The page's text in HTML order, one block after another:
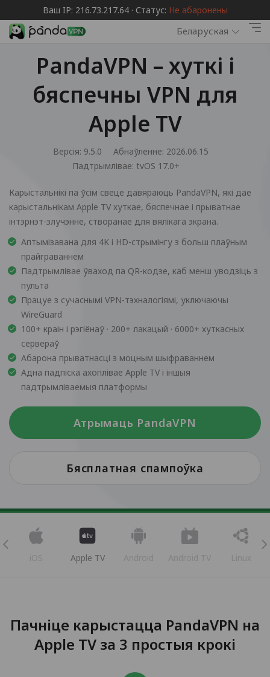
Ваш IP: 216.73.217.64 · Статус: Не абаронены
Беларуская
PandaVPN – хуткі і
бяспечны VPN для
Apple TV
Версія: 9.5.0
Абнаўленне: 2026.06.15
Падтрымлівае: tvOS 17.0+
Карыстальнікі па ўсім свеце давяраюць PandaVPN, які дае
карыстальнікам Apple TV хуткае, бяспечнае і прыватнае
інтэрнэт-злучэнне, створанае для вялікага экрана.
Аптымізавана для 4K і HD-стрымінгу з больш плаўным
прайграваннем
Падтрымлівае ўваход па QR-кодзе, каб менш уводзіць з
пульта
Працуе з сучаснымі VPN-тэхналогіямі, уключаючы
WireGuard
100+ краін і рэгіёнаў · 200+ лакацый · 6000+ хуткасных
сервераў
Абарона прыватнасці з моцным шыфраваннем
Адна падпіска ахоплівае Apple TV і іншыя
падтрымліваемыя платформы
Атрымаць PandaVPN
Бясплатная спампоўка
iOS Apple TV Android Android TV Linux
Пачніце карыстацца PandaVPN на
Apple TV за 3 простыя крокі